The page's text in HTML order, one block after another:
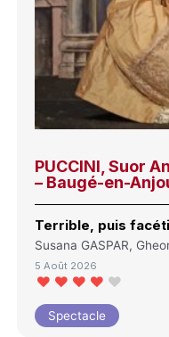
PUCCINI, Suor
– Baugé-en-
Terrible, puis
Susana GASPAR,
5 Août 2026
Spectacle